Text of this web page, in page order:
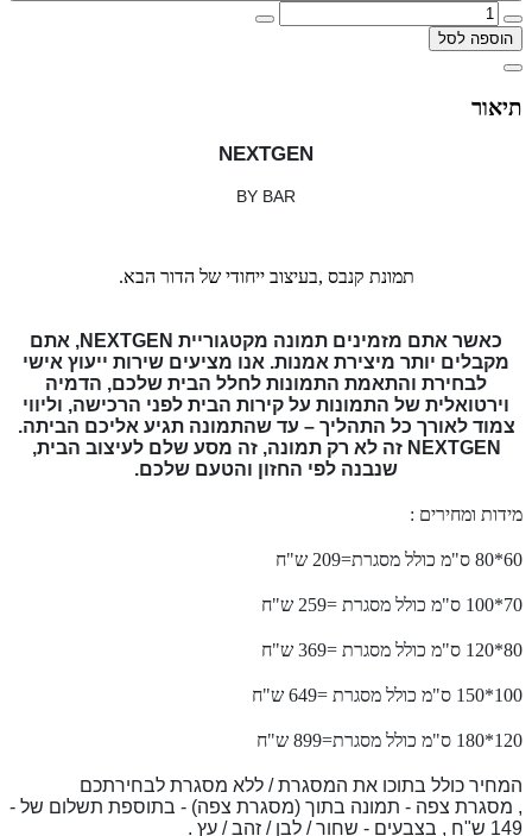
הוספה לסל
תיאור
NEXTGEN
BY BAR
תמונת קנבס ,בעיצוב ייחודי של הדור הבא.
כאשר אתם מזמינים תמונה מקטגוריית NEXTGEN, אתם
מקבלים יותר מיצירת אמנות. אנו מציעים שירות ייעוץ אישי
לבחירת והתאמת התמונות לחלל הבית שלכם, הדמיה
וירטואלית של התמונות על קירות הבית לפני הרכישה, וליווי
צמוד לאורך כל התהליך – עד שהתמונה תגיע אליכם הביתה.
NEXTGEN זה לא רק תמונה, זה מסע שלם לעיצוב הבית,
שנבנה לפי החזון והטעם שלכם.
מידות ומחירים :
60*80 ס"מ כולל מסגרת=209 ש"ח
70*100 ס"מ כולל מסגרת =259 ש"ח
80*120 ס"מ כולל מסגרת =369 ש"ח
100*150 ס"מ כולל מסגרת =649 ש"ח
120*180 ס"מ כולל מסגרת=899 ש"ח
המחיר כולל בתוכו את המסגרת / ללא מסגרת לבחירתכם
, מסגרת צפה - תמונה בתוך (מסגרת צפה) - בתוספת תשלום של -
149 ש"ח , בצבעים - שחור / לבן / זהב / עץ .